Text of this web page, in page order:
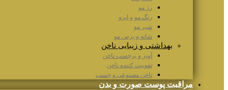
رژ مو
رنگ مو و ابرو
شیر مو
شانه و برس مو
بهداشتی و زیبایی ناخن
آویز و برچسب ناخن
تقوییت کننده ناخن
ناخن مصنوعی و چسب
مراقبت پوست صورت و بدن